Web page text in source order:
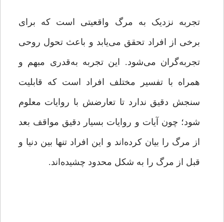
تجربه نزدیک به مرگ واقعیتی است که برای
برخی از افراد تحقق می‌یابد‌ و باعث تحول روحی
تجربه‌گران می‌شود. این تجربه به‌قدری مبهم و
همراه با تفسیر مختلف افراد است که قابلیت
سنجش دقیق ندارد تا تعارضش با روایات معلوم
شود‌؛ چون آیات و روایات بسیار دقیق مواقف بعد
از مرگ را بیان کرده‌اند و این افراد تنها بین دنیا و
قبل از مرگ را به شکل محدود چشیده‌اند.